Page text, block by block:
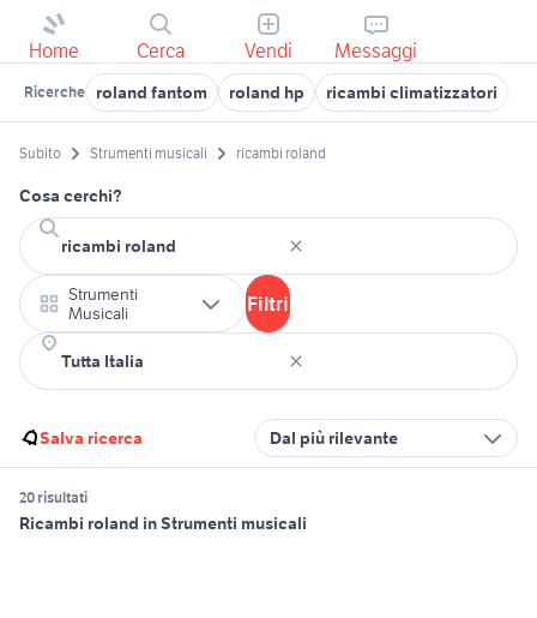
Home Cerca Vendi Messaggi
Ricerche roland fantom roland hp ricambi climatizzatori
Subito Strumenti musicali ricambi roland
Cosa cerchi?
Strumenti
Musicali
Filtri
Salva ricerca Dal più rilevante
20 risultati
Ricambi roland in Strumenti musicali